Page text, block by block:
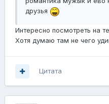
друзья
Интересно посмотреть на
Хотя думаю там не чего
Цитата